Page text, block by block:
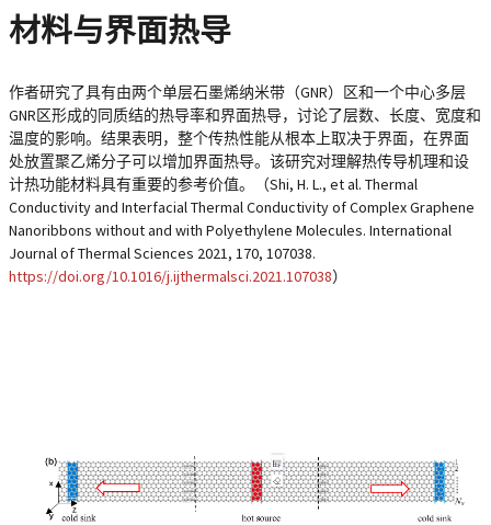
材料与界面热导
作者研究了具有由两个单层石墨烯纳米带（GNR）区和一个中心多层
GNR区形成的同质结的热导率和界面热导，讨论了层数、长度、宽度和
温度的影响。结果表明，整个传热性能从根本上取决于界面，在界面
处放置聚乙烯分子可以增加界面热导。该研究对理解热传导机理和设
计热功能材料具有重要的参考价值。（Shi, H. L., et al. Thermal
Conductivity and Interfacial Thermal Conductivity of Complex Graphene
Nanoribbons without and with Polyethylene Molecules. International
Journal of Thermal Sciences 2021, 170, 107038.
https://doi.org/10.1016/j.ijthermalsci.2021.107038）